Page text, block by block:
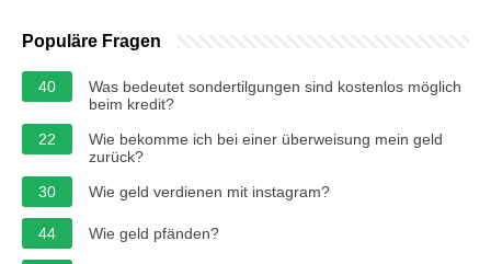
Populäre Fragen
40
Was bedeutet sondertilgungen sind kostenlos möglich
beim kredit?
22
Wie bekomme ich bei einer überweisung mein geld
zurück?
30
Wie geld verdienen mit instagram?
44 Wie geld pfänden?